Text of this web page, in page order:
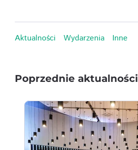
Aktualności Wydarzenia Inne
Poprzednie aktualności